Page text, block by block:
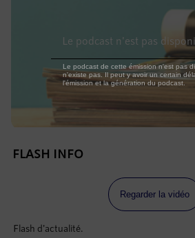
FLASH INFO
Regarder la vidéo
Flash d'actualité.
Le podcast n'est pas
Le podcast de cette émission n'est pas
n'existe pas. Il peut y avoir un certain
l'émission et la génération du podcast.